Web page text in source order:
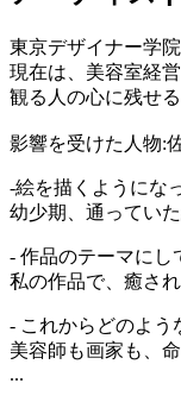
東京デザイナー学
現在は、美容室経
観る人の心に残せ
影響を受けた人物:
-絵を描くようにな
幼少期、通ってい
- 作品のテーマにし
私の作品で、癒さ
- これからどのよう
美容師も画家も、
...